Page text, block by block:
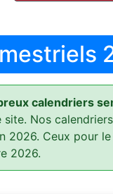
calendriers
site. Nos
2026. Ceux pour le
2026.